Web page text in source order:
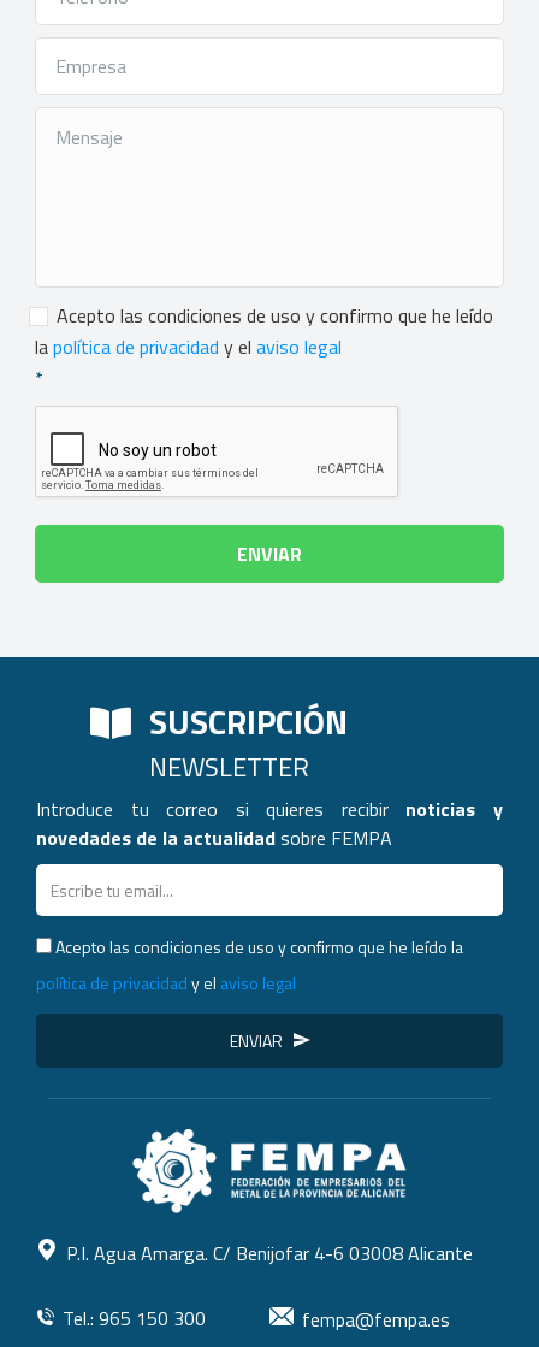
Consentimiento*
Acepto las condiciones de uso y confirmo que he leído
lapolítica de privacidad y el aviso legal
*
SUSCRIPCIÓN
NEWSLETTER
Introduce tu correo si quieres recibir noticias y
novedades de la actualidadsobre FEMPA
Acepto las condiciones de uso y confirmo que he leído la
política de privacidady el aviso legal
ENVIAR
P.I. Agua Amarga. C/ Benijofar 4-6 03008 Alicante
Tel.: 965 150 300 fempa@fempa.es